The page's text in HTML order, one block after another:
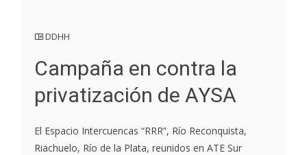
DDHH
Campaña en contra la
privatización de AYSA
El Espacio Intercuencas “RRR”, Río Reconquista,
Riachuelo, Río de la Plata, reunidos en ATE Sur